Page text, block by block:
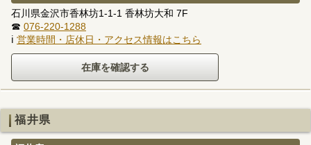
石川県金沢市香林坊1-1-1 香林坊大和 7F
☎ 076-220-1288
ℹ 営業時間・店休日・アクセス情報はこちら
福井県